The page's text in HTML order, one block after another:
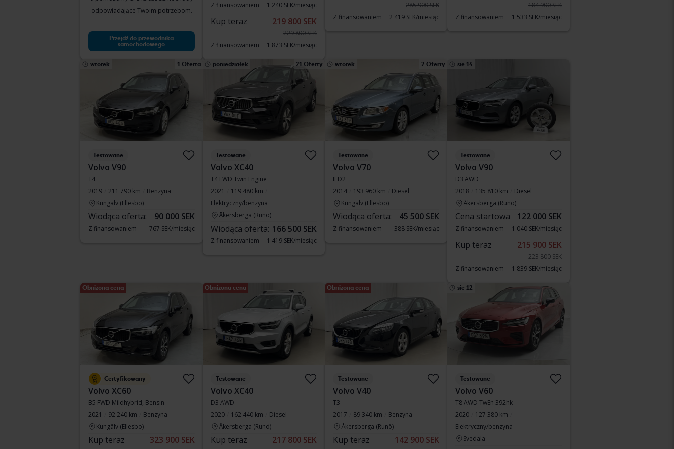
odpowiadające Twoim potrzebom.
Przejdź do przewodnika
samochodowego
Z finansowaniem 1 240 SEK/miesiąc
Kup teraz 219 800 SEK
229 800 SEK
Z finansowaniem
1 873 SEK/miesiąc
285 900 SEK
Z finansowaniem
2 419 SEK/miesiąc
184 900 SEK
Z finansowaniem
1 533 SEK/miesiąc
wtorek 1 Oferta
Testowane
Volvo V90
T4
2019
211 790 km
Benzyna
Kungälv (Ellesbo)
Wiodąca oferta: 90 000 SEK
Z finansowaniem 767 SEK/miesiąc
poniedziałek 21 Oferty
Testowane
Volvo XC40
T4 FWD Twin Engine
2021
119 480 km
Elektryczny/benzyna
Åkersberga (Runö)
Wiodąca oferta: 166 500 SEK
Z finansowaniem 1 419 SEK/miesiąc
wtorek 2 Oferty
Testowane
Volvo V70
II D2
2014
193 960 km
Diesel
Kungälv (Ellesbo)
Wiodąca oferta: 45 500 SEK
Z finansowaniem 388 SEK/miesiąc
sie 14
Testowane
Volvo V90
D3 AWD
2018
135 810 km
Diesel
Åkersberga (Runö)
Cena startowa 122 000 SEK
Z finansowaniem 1 040 SEK/miesiąc
Kup teraz 215 900 SEK
223 800 SEK
Z finansowaniem
1 839 SEK/miesiąc
Obniżona cena
Certyfikowany
Volvo XC60
B5 FWD Mildhybrid, Bensin
2021
92 240 km
Benzyna
Kungälv (Ellesbo)
Kup teraz 323 900 SEK
Obniżona cena
Testowane
Volvo XC40
D3 AWD
2020
162 440 km
Diesel
Åkersberga (Runö)
Kup teraz 217 800 SEK
Obniżona cena
Testowane
Volvo V40
T3
2017
89 340 km
Benzyna
Åkersberga (Runö)
Kup teraz 142 900 SEK
sie 12
Testowane
Volvo V60
T8 AWD TwEn 392hk
2020
127 380 km
Elektryczny/benzyna
Svedala